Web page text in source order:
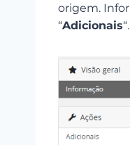
origem.
“Adicionais“.